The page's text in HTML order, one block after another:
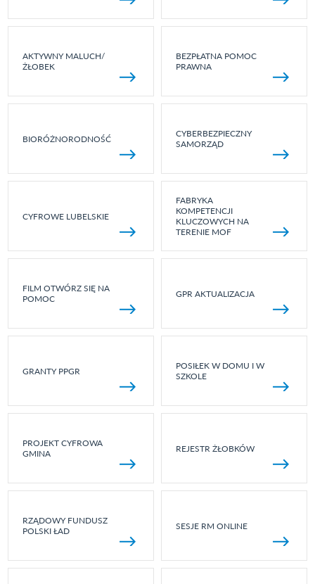
AKTYWNY MALUCH/
ŻŁOBEK
BEZPŁATNA POMOC
PRAWNA
BIORÓŻNORODNOŚĆ
CYBERBEZPIECZNY
SAMORZĄD
CYFROWE LUBELSKIE
FABRYKA
KOMPETENCJI
KLUCZOWYCH NA
TERENIE MOF
FILM OTWÓRZ SIĘ NA
POMOC
GPR AKTUALIZACJA
GRANTY PPGR
POSIŁEK W DOMU I W
SZKOLE
PROJEKT CYFROWA
GMINA
REJESTR ŻŁOBKÓW
RZĄDOWY FUNDUSZ
POLSKI ŁAD
SESJE RM ONLINE